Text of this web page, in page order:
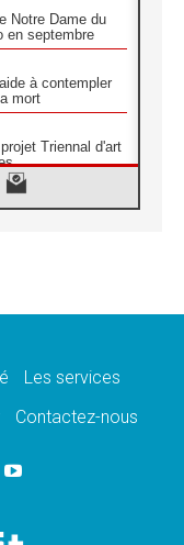
Notre Dame du
en septembre
à contempler
mort
Triennal d'art
aux religieuses
nationale
estime
pas avec
Les services
Contactez-nous